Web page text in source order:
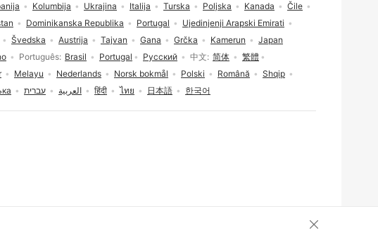
Português Brasil Portugal Русский 中文 简体
繁體
Melayu Nederlands Norsk bokmål Polski Română
Shqip
עברית العربية हिंदी ไทย 日本語 한국어
Kolumbija Ukrajina Italija Turska Poljska Kanada
Čile
Dominikanska Republika Portugal
Ujedinjenji Arapski Emirati
Švedska Austrija Tajvan Gana Grčka Kamerun Japan
Zatvori